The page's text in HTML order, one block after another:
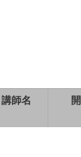
講師名